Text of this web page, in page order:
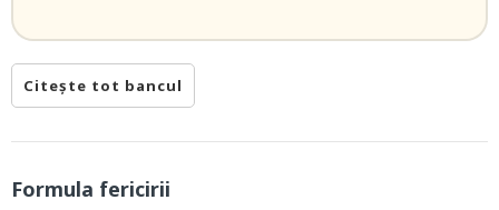
Citește tot bancul
Formula fericirii